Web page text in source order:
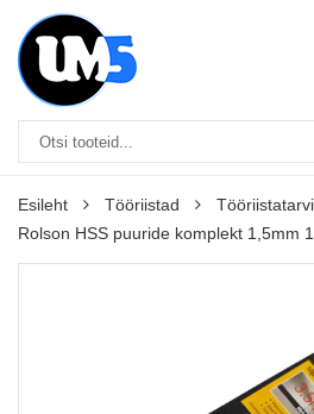
Esileht Tööriistad
Rolson HSS puuride komplekt 1,5mm